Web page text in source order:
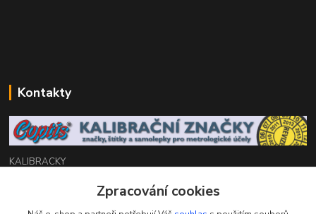
Kontakty
KALIBRACKY
Zákaznická podpora eshop
+420 770 666 450
Zpracování cookies